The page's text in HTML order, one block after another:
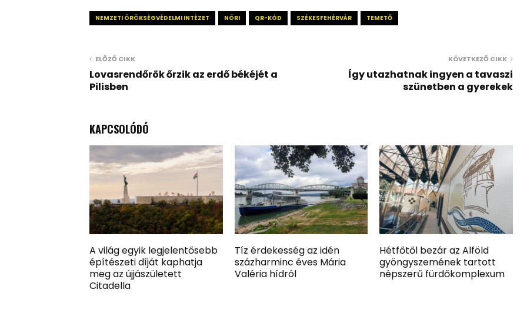
NEMZETI ÖRÖKSÉGVÉDELMI INTÉZET NÖRI QR-KÓD SZÉKESFEHÉRVÁR TEMETŐ
ELŐZŐ CIKK
Lovasrendőrök őrzik az erdő békéjét a
Pilisben
KÖVETKEZŐ CIKK
Így utazhatnak ingyen a tavaszi
szünetben a gyerekek
KAPCSOLÓDÓ
A világ egyik legjelentősebb
építészeti díját kaphatja
meg az újjászületett
Citadella
Tíz érdekesség az idén
százharminc éves Mária
Valéria hídról
Hétfőtől bezár az Alföld
gyöngyszemének tartott
népszerű fürdőkomplexum